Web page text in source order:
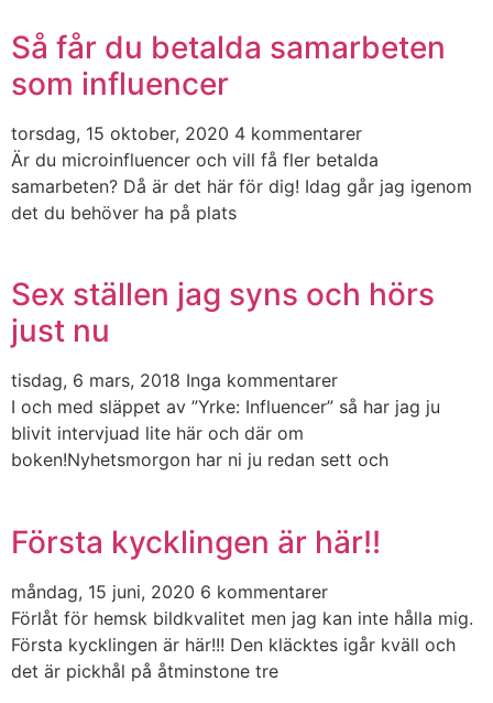
Så får du betalda samarbeten
som influencer
torsdag, 15 oktober, 2020 4 kommentarer
Är du microinfluencer och vill få fler betalda
samarbeten? Då är det här för dig! Idag går jag igenom
det du behöver ha på plats
Sex ställen jag syns och hörs
just nu
tisdag, 6 mars, 2018 Inga kommentarer
I och med släppet av ”Yrke: Influencer” så har jag ju
blivit intervjuad lite här och där om
boken!Nyhetsmorgon har ni ju redan sett och
Första kycklingen är här!!
måndag, 15 juni, 2020 6 kommentarer
Förlåt för hemsk bildkvalitet men jag kan inte hålla mig.
Första kycklingen är här!!! Den kläcktes igår kväll och
det är pickhål på åtminstone tre